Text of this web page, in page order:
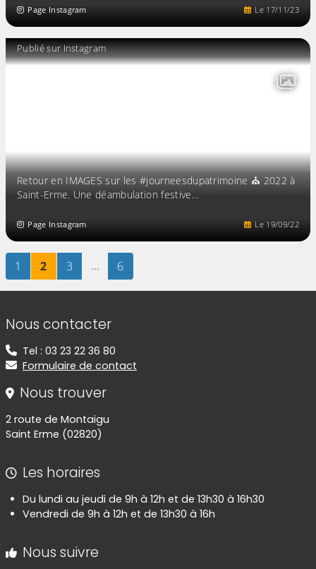
Le 17/11/23
Page Instagram
Publié sur Instagram
Retour en IMAGES sur les #journeesdupatrimoine ⛪️ 2022 à
Saint-Erme. Une déambulation festive…
Le 19/09/22
Page Instagram
Page
1 sur 6Page
2sur 6Page
3sur 6
… Page
6sur 6
Informations de contact
Nous contacter
Tel : 03 23 22 36 80
Formulaire de contact
Nous trouver
2 route de Montaigu
Saint Erme (02820)
Les horaires
Du lundi au jeudi de 9h à 12h et de 13h30 à 16h30
Vendredi de 9h à 12h et de 13h30 à 16h
Nous suivre